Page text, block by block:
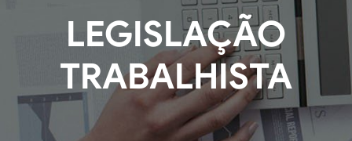
LEGISLAÇÃO
TRABALHISTA
Enviar